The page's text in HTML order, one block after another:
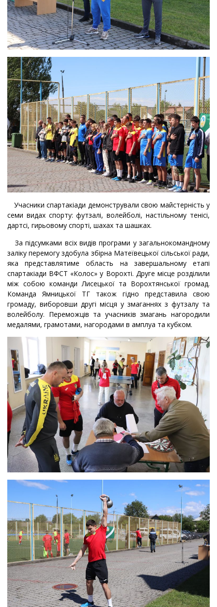
Учасники спартакіади демонстрували свою майстерність у
семи видах спорту: футзалі, волейболі, настільному тенісі,
дартсі, гирьовому спорті, шахах та шашках.
За підсумками всіх видів програми у загальнокомандному
заліку перемогу здобула збірна Матеївецької сільської ради,
яка представлятиме область на завершальному етапі
спартакіади ВФСТ «Колос» у Ворохті. Друге місце розділили
між собою команди Лисецької та Ворохтянської громад.
Команда Ямницької ТГ також гідно представила свою
громаду, виборовши другі місця у змаганнях з футзалу та
волейболу. Переможців та учасників змагань нагородили
медалями, грамотами, нагородами в амплуа та кубком.